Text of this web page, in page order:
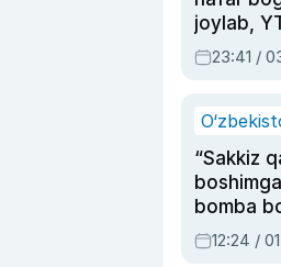
joylab,
ayolga
23:41 /
“Sakkiz
bomba
Oripovni
12:24 /